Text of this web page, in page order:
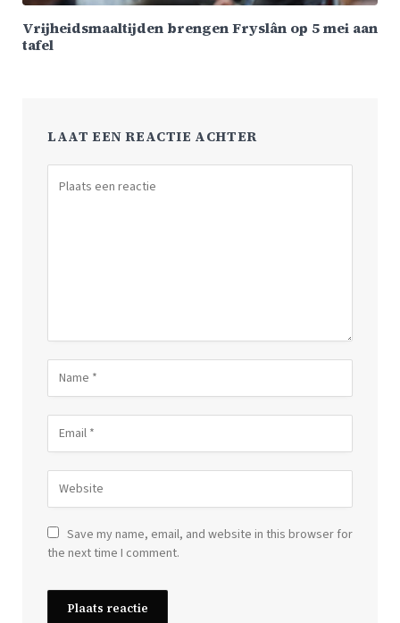
Vrijheidsmaaltijden brengen Fryslân op 5 mei aan
tafel
LAAT EEN REACTIE ACHTER
Save my name, email, and website in this browser for
the next time I comment.